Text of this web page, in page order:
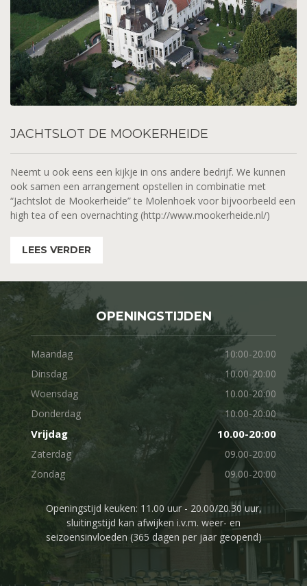
JACHTSLOT DE MOOKERHEIDE
Neemt u ook eens een kijkje in ons andere bedrijf. We kunnen
ook samen een arrangement opstellen in combinatie met
“Jachtslot de Mookerheide” te Molenhoek voor bijvoorbeeld een
high tea of een overnachting (http://www.mookerheide.nl/)
LEES VERDER
OPENINGSTIJDEN
Maandag
10:00-20:00
Dinsdag
10.00-20:00
Woensdag
10.00-20:00
Donderdag
10.00-20:00
Vrijdag 10.00-20:00
Zaterdag
09.00-20:00
Zondag
09.00-20:00
Openingstijd keuken: 11.00 uur - 20.00/20.30 uur,
sluitingstijd kan afwijken i.v.m. weer- en
seizoensinvloeden (365 dagen per jaar geopend)